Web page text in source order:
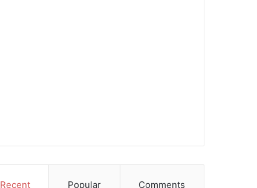
Recent Popular Comments